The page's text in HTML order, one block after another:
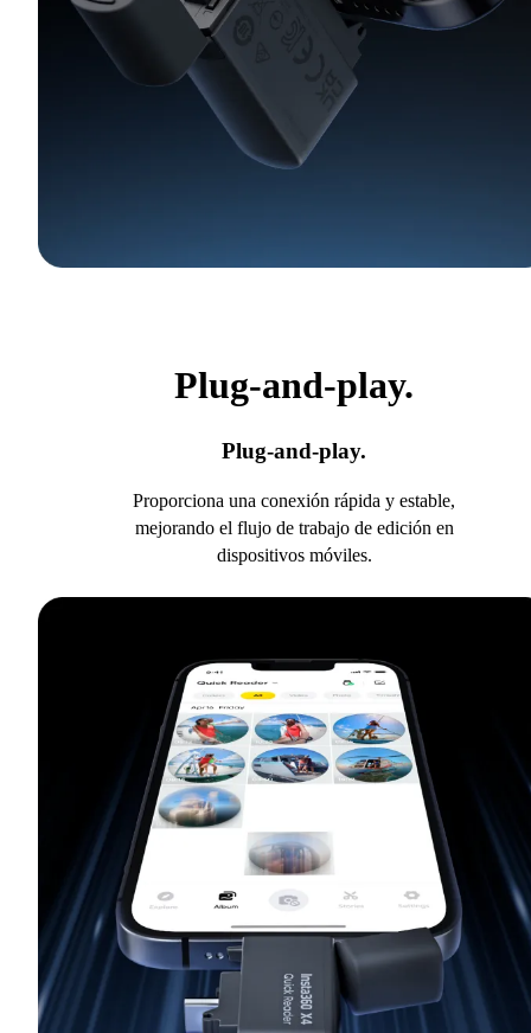
Plug-and-play.
Plug-and-play.
Proporciona una conexión rápida y estable,
mejorando el flujo de trabajo de edición en
dispositivos móviles.